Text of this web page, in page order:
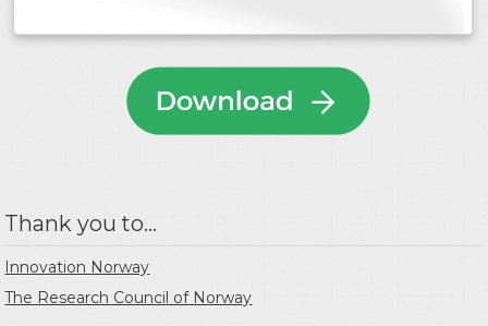
Thank you to...
Innovation Norway
The Research Council of Norway